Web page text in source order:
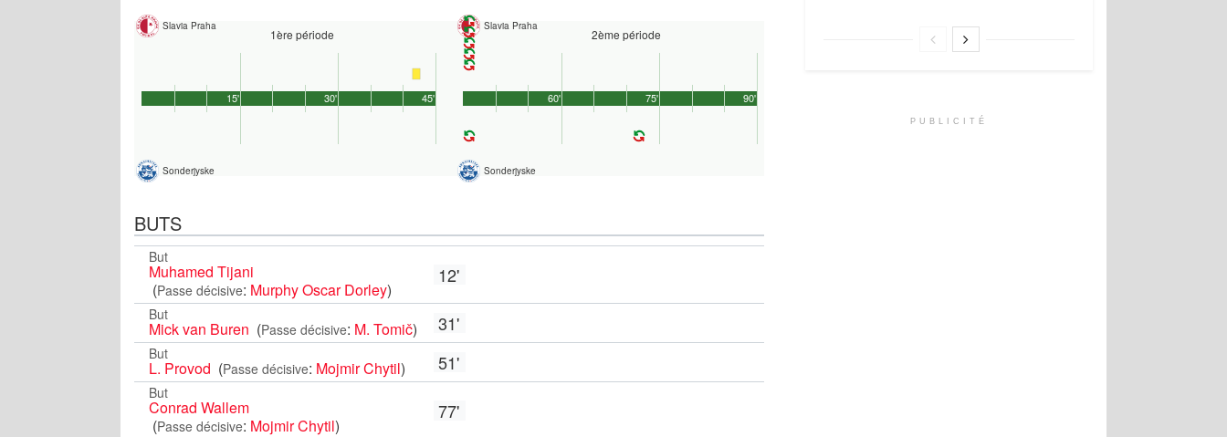
Slavia Praha
1ère période
Sonderjyske
45'
15' 30'
Slavia Praha
2ème période
Sonderjyske
90'
60' 75'
BUTS
But
Muhamed Tijani
(Passe décisive: Murphy Oscar Dorley)
12'
But
Mick van Buren (Passe décisive: M. Tomič) 31'
But
L. Provod (Passe décisive: Mojmir Chytil) 51'
But
Conrad Wallem
(Passe décisive: Mojmir Chytil)
77'
PUBLICITÉ